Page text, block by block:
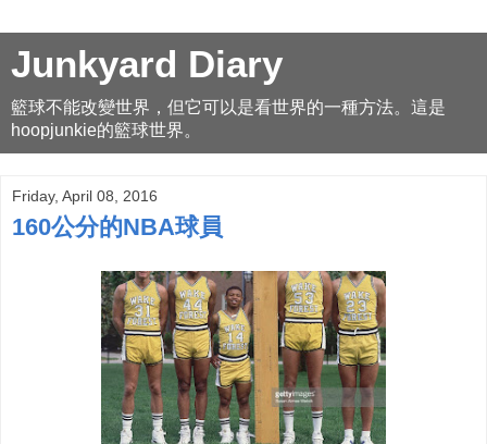
Junkyard Diary
籃球不能改變世界，但它可以是看世界的一種方法。這是
hoopjunkie的籃球世界。
Friday, April 08, 2016
160公分的NBA球員